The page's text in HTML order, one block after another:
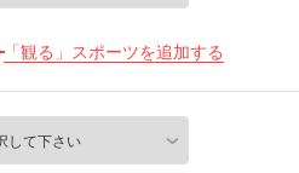
愛知県
和歌山県
徳島県
香川県
熊本県
大分県
宮崎県
「観る」スポーツを追加する